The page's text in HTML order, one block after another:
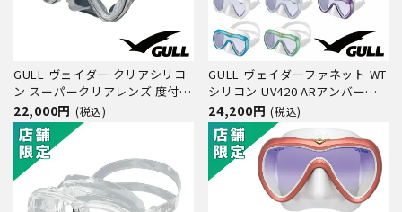
GULL ヴェイダー クリアシリコ
ン スーパークリアレンズ 度付き
レンズ（オーダー）対応 GM-
1255C ダイビング マスク
22,000円 (税込)
GULL ヴェイダーファネット WT
シリコン UV420 ARアンバーレ
ンズ 度付きレンズ（オーダー）
対応 GM-1297C ダイビング マス
ク
24,200円 (税込)